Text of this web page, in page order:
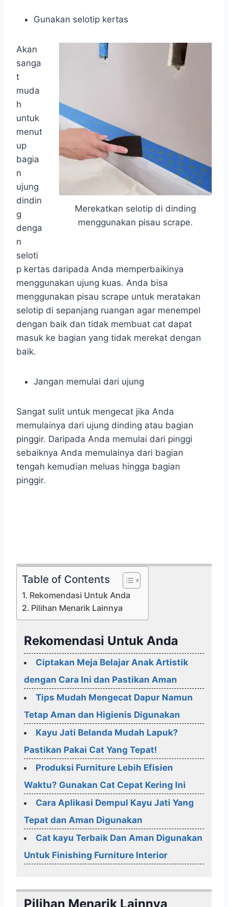
Gunakan selotip kertas
Merekatkan selotip di dinding
menggunakan pisau scrape.
Akan
sanga
t
muda
h
untuk
menut
up
bagia
n
ujung
dindin
g
denga
n
seloti
p kertas daripada Anda memperbaikinya
menggunakan ujung kuas. Anda bisa
menggunakan pisau scrape untuk meratakan
selotip di sepanjang ruangan agar menempel
dengan baik dan tidak membuat cat dapat
masuk ke bagian yang tidak merekat dengan
baik.
Jangan memulai dari ujung
Sangat sulit untuk mengecat jika Anda
memulainya dari ujung dinding atau bagian
pinggir. Daripada Anda memulai dari pinggi
sebaiknya Anda memulainya dari bagian
tengah kemudian meluas hingga bagian
pinggir.
Table of Contents
Rekomendasi Untuk Anda
Pilihan Menarik Lainnya
Rekomendasi Untuk Anda
Ciptakan Meja Belajar Anak Artistik
dengan Cara Ini dan Pastikan Aman
Tips Mudah Mengecat Dapur Namun
Tetap Aman dan Higienis Digunakan
Kayu Jati Belanda Mudah Lapuk?
Pastikan Pakai Cat Yang Tepat!
Produksi Furniture Lebih Efisien
Waktu? Gunakan Cat Cepat Kering Ini
Cara Aplikasi Dempul Kayu Jati Yang
Tepat dan Aman Digunakan
Cat kayu Terbaik Dan Aman Digunakan
Untuk Finishing Furniture Interior
Pilihan Menarik Lainnya